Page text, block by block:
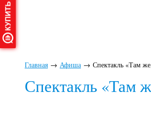
Главная → Афиша → Спектакль «Там
Спектакль «Там